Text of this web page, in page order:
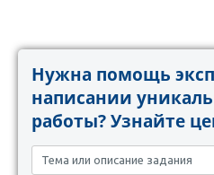
Нужна помощь
написании
работы? Узнайте